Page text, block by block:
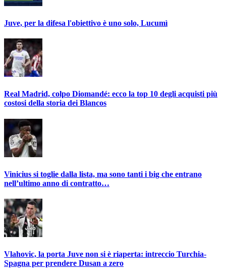
Juve, per la difesa l'obiettivo è uno solo, Lucumì
Real Madrid, colpo Diomandé: ecco la top 10 degli acquisti più
costosi della storia dei Blancos
Vinicius si toglie dalla lista, ma sono tanti i big che entrano
nell’ultimo anno di contratto…
Vlahovic, la porta Juve non si è riaperta: intreccio Turchia-
Spagna per prendere Dusan a zero